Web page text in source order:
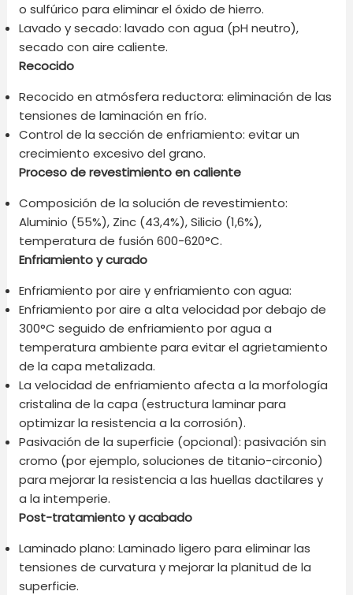
o sulfúrico para eliminar el óxido de hierro.
Lavado y secado: lavado con agua (pH neutro),
secado con aire caliente.
Recocido
Recocido en atmósfera reductora: eliminación de las
tensiones de laminación en frío.
Control de la sección de enfriamiento: evitar un
crecimiento excesivo del grano.
Proceso de revestimiento en caliente
Composición de la solución de revestimiento:
Aluminio (55%), Zinc (43,4%), Silicio (1,6%),
temperatura de fusión 600-620°C.
Enfriamiento y curado
Enfriamiento por aire y enfriamiento con agua:
Enfriamiento por aire a alta velocidad por debajo de
300°C seguido de enfriamiento por agua a
temperatura ambiente para evitar el agrietamiento
de la capa metalizada.
La velocidad de enfriamiento afecta a la morfología
cristalina de la capa (estructura laminar para
optimizar la resistencia a la corrosión).
Pasivación de la superficie (opcional): pasivación sin
cromo (por ejemplo, soluciones de titanio-circonio)
para mejorar la resistencia a las huellas dactilares y
a la intemperie.
Post-tratamiento y acabado
Laminado plano: Laminado ligero para eliminar las
tensiones de curvatura y mejorar la planitud de la
superficie.